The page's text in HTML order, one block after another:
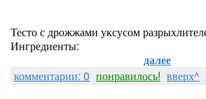
Тесто с дрожжами уксусом
Ингредиенты:
далее
комментарии: 0 понравилось! вверх^